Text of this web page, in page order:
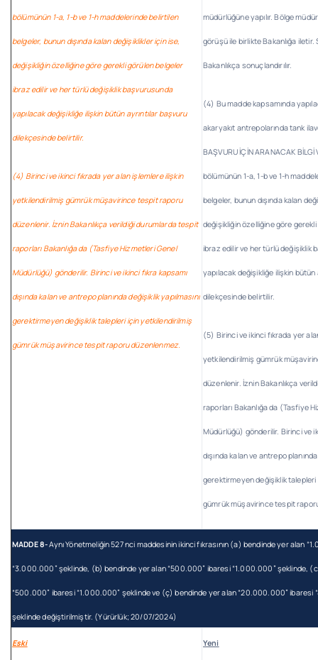
bölümünün 1-a, 1-b ve 1-h maddelerinde belirtilen
belgeler, bunun dışında kalan değişiklikler için ise,
değişikliğin özelliğine göre gerekli görülen belgeler
ibraz edilir ve her türlü değişiklik başvurusunda
yapılacak değişikliğe ilişkin bütün ayrıntılar başvuru
dilekçesinde belirtilir.
(4) Birinci ve ikinci fıkrada yer alan işlemlere ilişkin
yetkilendirilmiş gümrük müşavirince tespit raporu
düzenlenir. İznin Bakanlıkça verildiği durumlarda tespit
raporları Bakanlığa da (Tasfiye Hizmetleri Genel
Müdürlüğü) gönderilir. Birinci ve ikinci fıkra kapsamı
dışında kalan ve antrepo planında değişiklik yapılmasını
gerektirmeyen değişiklik talepleri için yetkilendirilmiş
gümrük müşavirince tespit raporu düzenlenmez.
müdürlüğüne yapılır. Bölge
görüşü ile birlikte Bakanlığa
Bakanlıkça sonuçlandırılır.
(4) Bu madde kapsamında
akaryakıt antrepolarında tank
BAŞVURU İÇİN ARANACAK BİLGİ
bölümünün 1-a, 1-b ve 1-h
belgeler, bunun dışında kalan
değişikliğin özelliğine göre
ibraz edilir ve her türlü değişiklik
yapılacak değişikliğe ilişkin bütün
dilekçesinde belirtilir.
(5) Birinci ve ikinci fıkrada yer
yetkilendirilmiş gümrük
düzenlenir. İznin Bakanlıkça
raporları Bakanlığa da (Tasfiye
Müdürlüğü) gönderilir. Birinci ve
dışında kalan ve antrepo
gerektirmeyen değişiklik
gümrük müşavirince tespit
MADDE 8-Aynı Yönetmeliğin 527 nci maddesinin ikinci fıkrasının (a) bendinde yer alan
“3.000.000” şeklinde, (b) bendinde yer alan “500.000” ibaresi “1.000.000” şeklinde,
“500.000” ibaresi “1.000.000” şeklinde ve (ç) bendinde yer alan “20.000.000” ibaresi
şeklinde değiştirilmiştir. (Yürürlük; 20/07/2024)
Eski Yeni